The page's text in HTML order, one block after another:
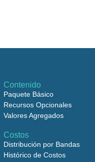
Contenido
Paquete Básico
Recursos Opcionales
Valores Agregados
Costos
Distribución por Bandas
Histórico de Costos